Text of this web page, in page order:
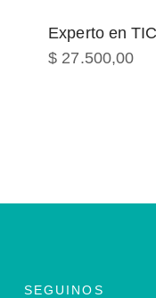
Experto en
$ 27.500,00
SEGUINOS